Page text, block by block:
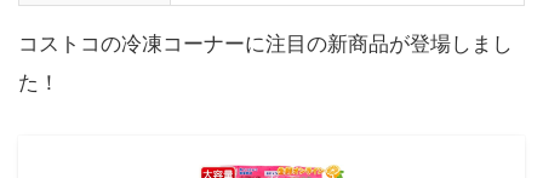
コストコの冷凍コーナーに注目の新商品が登場しまし
た！